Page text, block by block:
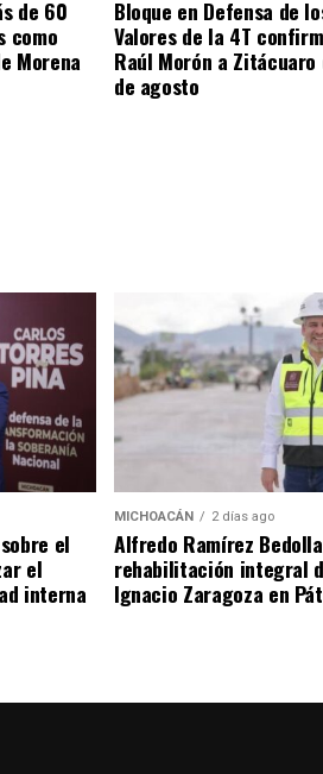
de 60
como
Morena
Bloque en Defensa de
Valores de la 4T
Raúl Morón a
de agosto
el
el
interna
MICHOACÁN 2 días ago
Alfredo Ramírez
rehabilitación integral
Ignacio Zaragoza en